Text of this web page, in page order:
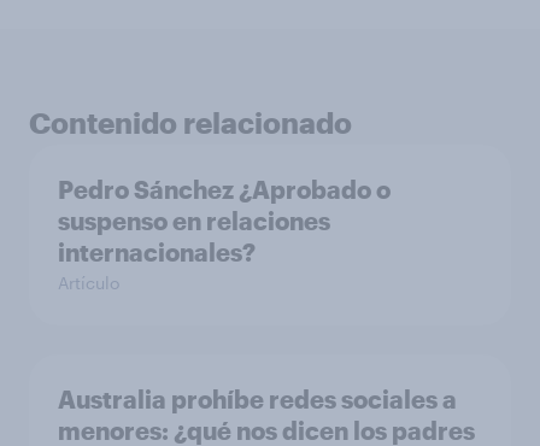
Contenido relacionado
Pedro Sánchez ¿Aprobado o
suspenso en relaciones
internacionales?
Artículo
Australia prohíbe redes sociales a
menores: ¿qué nos dicen los padres